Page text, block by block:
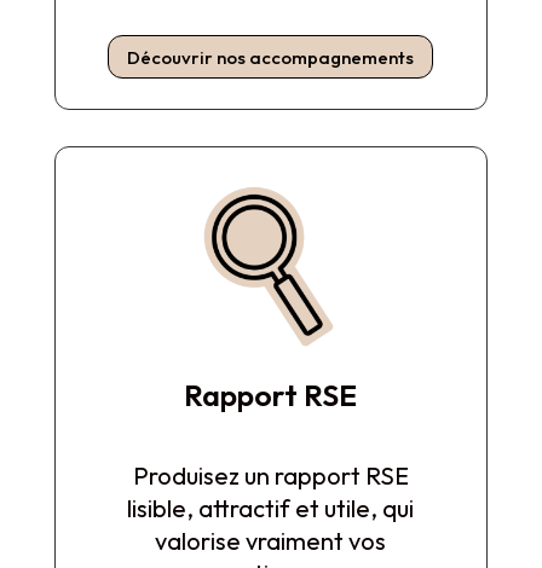
Découvrir nos accompagnements
Rapport RSE
Produisez un rapport RSE
lisible, attractif et utile, qui
valorise vraiment vos